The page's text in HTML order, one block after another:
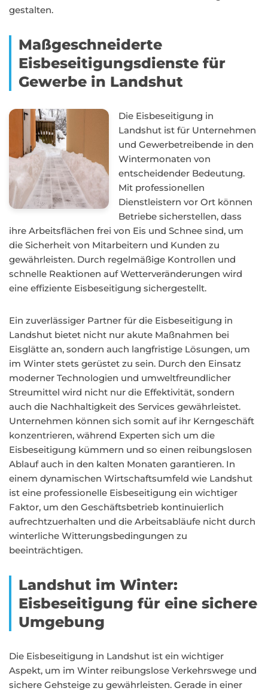
gestalten.
Maßgeschneiderte
Eisbeseitigungsdienste für
Gewerbe in Landshut
Die Eisbeseitigung in
Landshut ist für Unternehmen
und Gewerbetreibende in den
Wintermonaten von
entscheidender Bedeutung.
Mit professionellen
Dienstleistern vor Ort können
Betriebe sicherstellen, dass
ihre Arbeitsflächen frei von Eis und Schnee sind, um
die Sicherheit von Mitarbeitern und Kunden zu
gewährleisten. Durch regelmäßige Kontrollen und
schnelle Reaktionen auf Wetterveränderungen wird
eine effiziente Eisbeseitigung sichergestellt.
Ein zuverlässiger Partner für die Eisbeseitigung in
Landshut bietet nicht nur akute Maßnahmen bei
Eisglätte an, sondern auch langfristige Lösungen, um
im Winter stets gerüstet zu sein. Durch den Einsatz
moderner Technologien und umweltfreundlicher
Streumittel wird nicht nur die Effektivität, sondern
auch die Nachhaltigkeit des Services gewährleistet.
Unternehmen können sich somit auf ihr Kerngeschäft
konzentrieren, während Experten sich um die
Eisbeseitigung kümmern und so einen reibungslosen
Ablauf auch in den kalten Monaten garantieren. In
einem dynamischen Wirtschaftsumfeld wie Landshut
ist eine professionelle Eisbeseitigung ein wichtiger
Faktor, um den Geschäftsbetrieb kontinuierlich
aufrechtzuerhalten und die Arbeitsabläufe nicht durch
winterliche Witterungsbedingungen zu
beeinträchtigen.
Landshut im Winter:
Eisbeseitigung für eine sichere
Umgebung
Die Eisbeseitigung in Landshut ist ein wichtiger
Aspekt, um im Winter reibungslose Verkehrswege und
sichere Gehsteige zu gewährleisten. Gerade in einer